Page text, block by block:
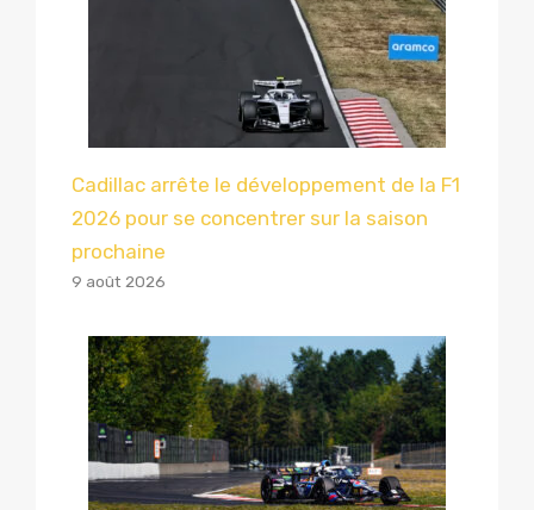
Cadillac arrête le développement de la F1
2026 pour se concentrer sur la saison
prochaine
9 août 2026